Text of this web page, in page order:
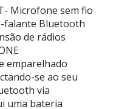
Microfone sem fio
falante Bluetooth
de rádios
emparelhado
se ao seu
via
uma bateria